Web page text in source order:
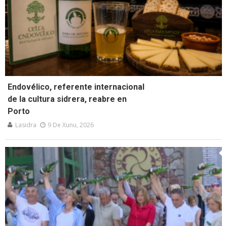
Endovélico, referente internacional
de la cultura sidrera, reabre en
Porto
Lasidra 9 De Xunu, 2026